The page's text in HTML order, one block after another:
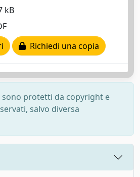
kB
Richiedi una copia
sono protetti da copyright e
salvo diversa